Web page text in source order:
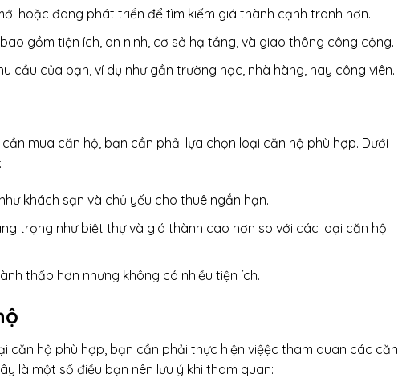
hoặc đang phát triển để tìm kiếm giá thành cạnh tranh hơn.
gồm tiện ích, an ninh, cơ sở hạ tầng, và giao thông công cộng.
cầu của bạn, ví dụ như gần trường học, nhà hàng, hay công viên.
mua căn hộ, bạn cần phải lựa chọn loại căn hộ phù hợp. Dưới
khách sạn và chủ yếu cho thuê ngắn hạn.
trọng như biệt thự và giá thành cao hơn so với các loại căn hộ
thấp hơn nhưng không có nhiều tiện ích.
căn hộ phù hợp, bạn cần phải thực hiện việệc tham quan các căn
là một số điều bạn nên lưu ý khi tham quan: